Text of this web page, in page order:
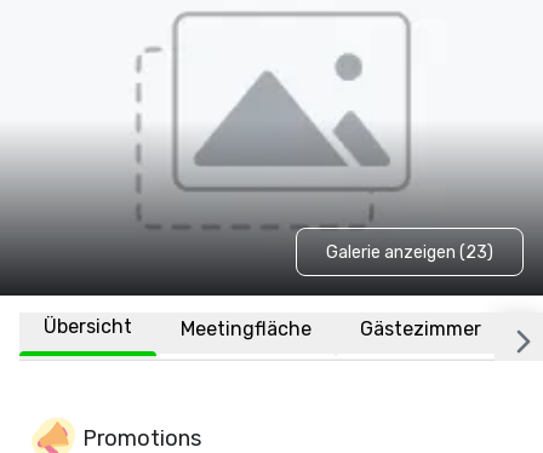
Galerie anzeigen (23)
Übersicht Meetingfläche Gästezimmer
Promotions